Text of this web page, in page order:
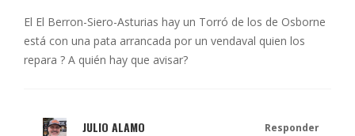
El El Berron-Siero-Asturias hay un Torró de los de Osborne
está con una pata arrancada por un vendaval quien los
repara ? A quién hay que avisar?
JULIO ALAMO Responder